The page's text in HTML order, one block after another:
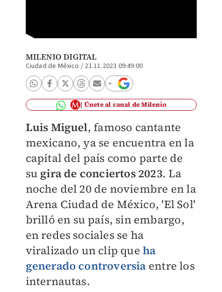
MILENIO DIGITAL
Ciudad de México / 21.11.2023 09:49:00
Únete al canal de Milenio
Luis Miguel, famoso cantante
mexicano, ya se encuentra en la
capital del país como parte de
su gira de conciertos 2023. La
noche del 20 de noviembre en la
Arena Ciudad de México, 'El Sol'
brilló en su país, sin embargo,
en redes sociales se ha
viralizado un clip queha
generado controversia entre los
internautas.